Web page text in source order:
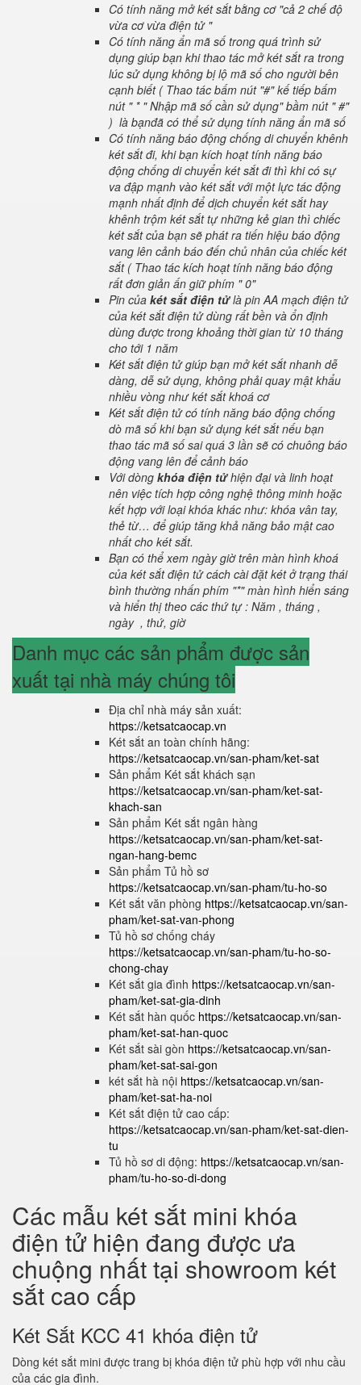
Có tính năng mở két sắt bằng cơ "cả 2 chế độ
vừa cơ vừa điện tử "
Có tính năng ẩn mã số trong quá trình sử
dụng giúp bạn khi thao tác mở két sắt ra trong
lúc sử dụng không bị lộ mã số cho người bên
cạnh biết ( Thao tác bấm nút "#" kế tiếp bấm
nút " * " Nhập mã số cần sử dụng" bầm nút " #"
) là bạnđã có thể sử dụng tính năng ẩn mã số
Có tính năng báo động chống di chuyển khênh
két sắt đi, khi bạn kích hoạt tính năng báo
động chống di chuyển két sắt đi thì khi có sự
va đập mạnh vào két sắt với một lực tác động
mạnh nhất định để dịch chuyển két sắt hay
khênh trộm két sắt tự những kẻ gian thì chiếc
két sắt của bạn sẽ phát ra tiến hiệu báo động
vang lên cảnh báo đến chủ nhân của chiếc két
sắt ( Thao tác kích hoạt tính năng báo động
rất đơn giản ấn giữ phím " 0"
Pin của két sắt điện tửlà pin AA mạch điện tử
của két sắt điện tử dùng rất bền và ổn định
dùng được trong khoảng thời gian từ 10 tháng
cho tới 1 năm
Két sắt điện tử giúp bạn mở két sắt nhanh dễ
dàng, dễ sử dụng, không phải quay mật khẩu
nhiều vòng như két sắt khoá cơ
Két sắt điện tử có tính năng báo động chống
dò mã số khi bạn sử dụng két sắt nếu bạn
thao tác mã số sai quá 3 lần sẽ có chuông báo
động vang lên để cảnh báo
Với dòng khóa điện tửhiện đại và linh hoạt
nên việc tích hợp công nghệ thông minh hoặc
kết hợp với loại khóa khác như: khóa vân tay,
thẻ từ… để giúp tăng khả năng bảo mật cao
nhất cho két sắt.
Bạn có thể xem ngày giờ trên màn hình khoá
của két sắt điện tử cách cài đặt két ở trạng thái
bình thường nhấn phím "*" màn hình hiển sáng
và hiển thị theo các thứ tự : Năm , tháng ,
ngày , thứ, giờ
Danh mục các sản phẩm được sản
xuất tại nhà máy chúng tôi
Địa chỉ nhà máy sản xuất:
https://ketsatcaocap.vn
Két sắt an toàn chính hãng:
https://ketsatcaocap.vn/san-pham/ket-sat
Sản phẩm Két sắt khách sạn
https://ketsatcaocap.vn/san-pham/ket-sat-
khach-san
Sản phẩm Két sắt ngân hàng
https://ketsatcaocap.vn/san-pham/ket-sat-
ngan-hang-bemc
Sản phẩm Tủ hồ sơ
https://ketsatcaocap.vn/san-pham/tu-ho-so
Két sắt văn phòng https://ketsatcaocap.vn/san-
pham/ket-sat-van-phong
Tủ hồ sơ chống cháy
https://ketsatcaocap.vn/san-pham/tu-ho-so-
chong-chay
Két sắt gia đình https://ketsatcaocap.vn/san-
pham/ket-sat-gia-dinh
Két sắt hàn quốc https://ketsatcaocap.vn/san-
pham/ket-sat-han-quoc
Két sắt sài gòn https://ketsatcaocap.vn/san-
pham/ket-sat-sai-gon
két sắt hà nội https://ketsatcaocap.vn/san-
pham/ket-sat-ha-noi
Két sắt điện tử cao cấp:
https://ketsatcaocap.vn/san-pham/ket-sat-dien-
tu
Tủ hồ sơ di động: https://ketsatcaocap.vn/san-
pham/tu-ho-so-di-dong
Các mẫu két sắt mini khóa
điện tử hiện đang được ưa
chuộng nhất tại showroom két
sắt cao cấp
Két Sắt KCC 41 khóa điện tử
Dòng két sắt mini được trang bị khóa điện tử phù hợp với nhu cầu
của các gia đình.